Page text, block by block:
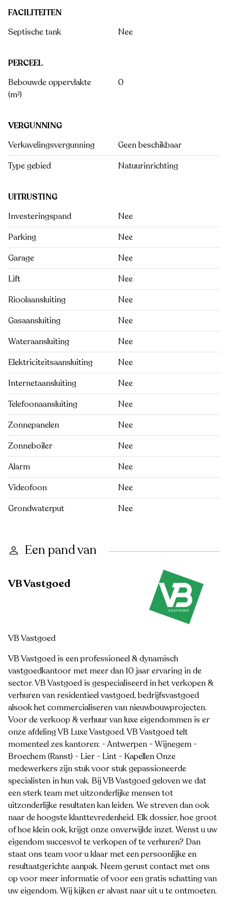
FACILITEITEN
Septische tank
Nee
PERCEEL
Bebouwde oppervlakte
(m²)
0
VERGUNNING
Verkavelingsvergunning
Geen beschikbaar
Type gebied
Natuurinrichting
UITRUSTING
Investeringspand
Nee
Parking
Nee
Garage
Nee
Lift
Nee
Rioolaansluiting
Nee
Gasaansluiting
Nee
Wateraansluiting
Nee
Elektriciteitsaansluiting
Nee
Internetaansluiting
Nee
Telefoonaansluiting
Nee
Zonnepanelen
Nee
Zonneboiler
Nee
Alarm
Nee
Videofoon
Nee
Grondwaterput
Nee
Een pand van
VB Vastgoed
VB Vastgoed
VB Vastgoed is een professioneel & dynamisch
vastgoedkantoor met meer dan 10 jaar ervaring in de
sector. VB Vastgoed is gespecialiseerd in het verkopen &
verhuren van residentieel vastgoed, bedrijfsvastgoed
alsook het commercialiseren van nieuwbouwprojecten.
Voor de verkoop & verhuur van luxe eigendommen is er
onze afdeling VB Luxe Vastgoed. VB Vastgoed telt
momenteel zes kantoren: - Antwerpen - Wijnegem -
Broechem (Ranst) - Lier - Lint - Kapellen Onze
medewerkers zijn stuk voor stuk gepassioneerde
specialisten in hun vak. Bij VB Vastgoed geloven we dat
een sterk team met uitzonderlijke mensen tot
uitzonderlijke resultaten kan leiden. We streven dan ook
naar de hoogste klanttevredenheid. Elk dossier, hoe groot
of hoe klein ook, krijgt onze onverwijlde inzet. Wenst u uw
eigendom succesvol te verkopen of te verhuren? Dan
staat ons team voor u klaar met een persoonlijke en
resultaatgerichte aanpak. Neem gerust contact met ons
op voor meer informatie of voor een gratis schatting van
uw eigendom. Wij kijken er alvast naar uit u te ontmoeten.